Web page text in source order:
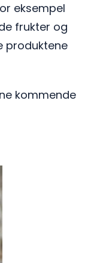
eksempel
frukter og
produktene
kommende